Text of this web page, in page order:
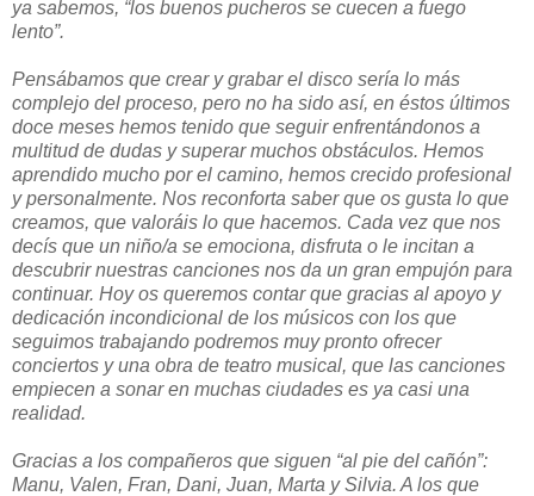
ya sabemos, “los buenos pucheros se cuecen a fuego
lento”.
Pensábamos que crear y grabar el disco sería lo más
complejo del proceso, pero no ha sido así, en éstos últimos
doce meses hemos tenido que seguir enfrentándonos a
multitud de dudas y superar muchos obstáculos. Hemos
aprendido mucho por el camino, hemos crecido profesional
y personalmente. Nos reconforta saber que os gusta lo que
creamos, que valoráis lo que hacemos. Cada vez que nos
decís que un niño/a se emociona, disfruta o le incitan a
descubrir nuestras canciones nos da un gran empujón para
continuar. Hoy os queremos contar que gracias al apoyo y
dedicación incondicional de los músicos con los que
seguimos trabajando podremos muy pronto ofrecer
conciertos y una obra de teatro musical, que las canciones
empiecen a sonar en muchas ciudades es ya casi una
realidad.
Gracias a los compañeros que siguen “al pie del cañón”:
Manu, Valen, Fran, Dani, Juan, Marta y Silvia. A los que